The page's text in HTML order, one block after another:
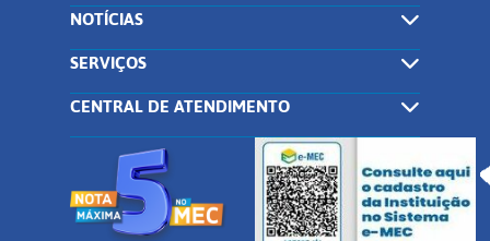
NOTÍCIAS
SERVIÇOS
CENTRAL DE ATENDIMENTO